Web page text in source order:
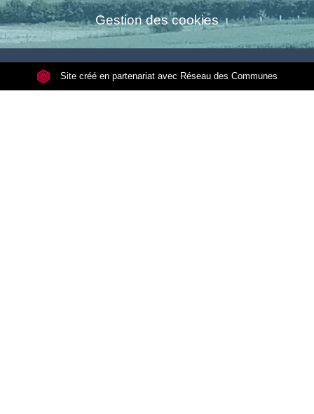
Gestion des cookies
Site créé en partenariat avec Réseau des Communes